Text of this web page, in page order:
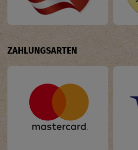
ZAHLUNGSARTEN